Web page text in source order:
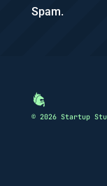
Spam.
© 2026 Startup